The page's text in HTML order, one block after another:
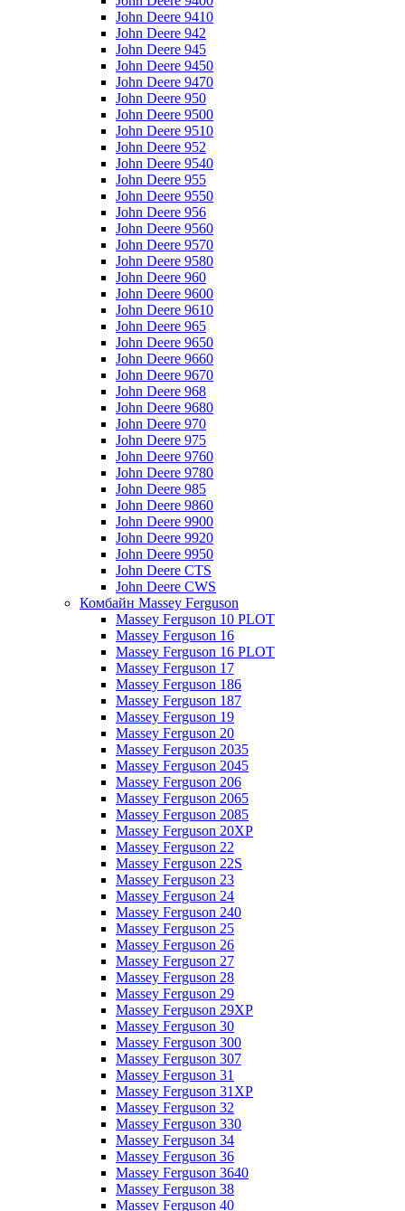
John Deere 9410
John Deere 942
John Deere 945
John Deere 9450
John Deere 9470
John Deere 950
John Deere 9500
John Deere 9510
John Deere 952
John Deere 9540
John Deere 955
John Deere 9550
John Deere 956
John Deere 9560
John Deere 9570
John Deere 9580
John Deere 960
John Deere 9600
John Deere 9610
John Deere 965
John Deere 9650
John Deere 9660
John Deere 9670
John Deere 968
John Deere 9680
John Deere 970
John Deere 975
John Deere 9760
John Deere 9780
John Deere 985
John Deere 9860
John Deere 9900
John Deere 9920
John Deere 9950
John Deere CTS
John Deere CWS
Комбайн Massey Ferguson
Massey Ferguson 10 PLOT
Massey Ferguson 16
Massey Ferguson 16 PLOT
Massey Ferguson 17
Massey Ferguson 186
Massey Ferguson 187
Massey Ferguson 19
Massey Ferguson 20
Massey Ferguson 2035
Massey Ferguson 2045
Massey Ferguson 206
Massey Ferguson 2065
Massey Ferguson 2085
Massey Ferguson 20XP
Massey Ferguson 22
Massey Ferguson 22S
Massey Ferguson 23
Massey Ferguson 24
Massey Ferguson 240
Massey Ferguson 25
Massey Ferguson 26
Massey Ferguson 27
Massey Ferguson 28
Massey Ferguson 29
Massey Ferguson 29XP
Massey Ferguson 30
Massey Ferguson 300
Massey Ferguson 307
Massey Ferguson 31
Massey Ferguson 31XP
Massey Ferguson 32
Massey Ferguson 330
Massey Ferguson 34
Massey Ferguson 36
Massey Ferguson 3640
Massey Ferguson 38
Massey Ferguson 40